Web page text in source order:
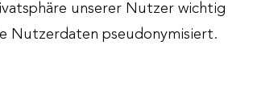
unserer Nutzer wichtig
Nutzerdaten pseudonymisiert.